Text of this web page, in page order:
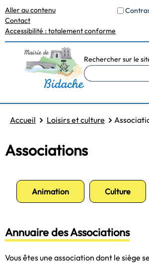
Aller au contenu
Contact
Accessibilité : totalement conforme
Rechercher sur le
Accueil Loisirs et culture
Associations
Animation Culture
Annuaire des Associations
Vous êtes une association dont le siège